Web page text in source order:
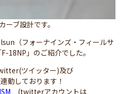
ブ設計です。
（フォーナインズ・フィールサ
18NP」のご紹介でした。
ツイッター)及び
動しております！
(twitterアカウントは